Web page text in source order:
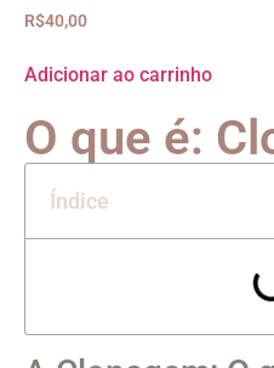
R$40,00
Adicionar ao carrinho
O que é:
Índice